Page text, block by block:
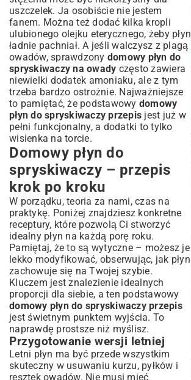
uszczelek. Ja osobiście nie jestem
fanem. Można też dodać kilka kropli
ulubionego olejku eterycznego, żeby płyn
ładnie pachniał. A jeśli walczysz z plagą
owadów, sprawdzony domowy płyn do
spryskiwaczy na owady często zawiera
niewielki dodatek amoniaku, ale z tym
trzeba bardzo ostrożnie. Najważniejsze
to pamiętać, że podstawowy domowy
płyn do spryskiwaczy przepis jest już w
pełni funkcjonalny, a dodatki to tylko
wisienka na torcie.
Domowy płyn do
spryskiwaczy – przepis
krok po kroku
W porządku, teoria za nami, czas na
praktykę. Poniżej znajdziesz konkretne
receptury, które pozwolą Ci stworzyć
idealny płyn na każdą porę roku.
Pamiętaj, że to są wytyczne – możesz je
lekko modyfikować, obserwując, jak płyn
zachowuje się na Twojej szybie.
Kluczem jest znalezienie idealnych
proporcji dla siebie, a ten podstawowy
domowy płyn do spryskiwaczy przepis
jest świetnym punktem wyjścia. To
naprawdę prostsze niż myślisz.
Przygotowanie wersji letniej
Letni płyn ma być przede wszystkim
skuteczny w usuwaniu kurzu, pyłków i
resztek owadów. Nie musi mieć